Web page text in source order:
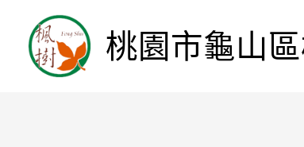
桃園市龜山